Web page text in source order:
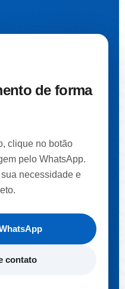
de forma
clique no botão
pelo WhatsApp.
necessidade e
contato